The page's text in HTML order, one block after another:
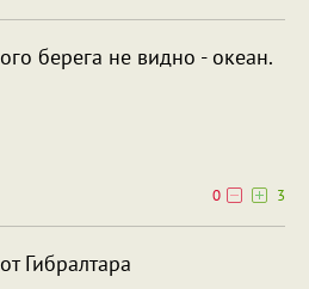
берега не видно - океан.
0
3
Гибралтара